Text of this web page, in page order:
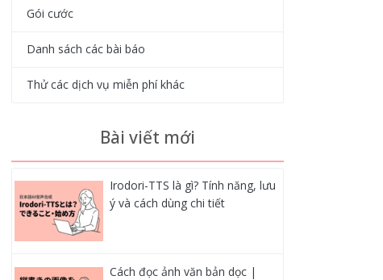
Gói cước
Danh sách các bài báo
Thử các dịch vụ miễn phí khác
Bài viết mới
Irodori-TTS là gì? Tính năng, lưu
ý và cách dùng chi tiết
Cách đọc ảnh văn bản dọc |